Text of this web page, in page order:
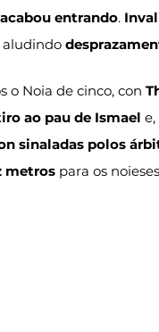
entrando.
aludindo
o Noia de cinco, con
ao pau de Ismael
sinaladas polos
metros para os